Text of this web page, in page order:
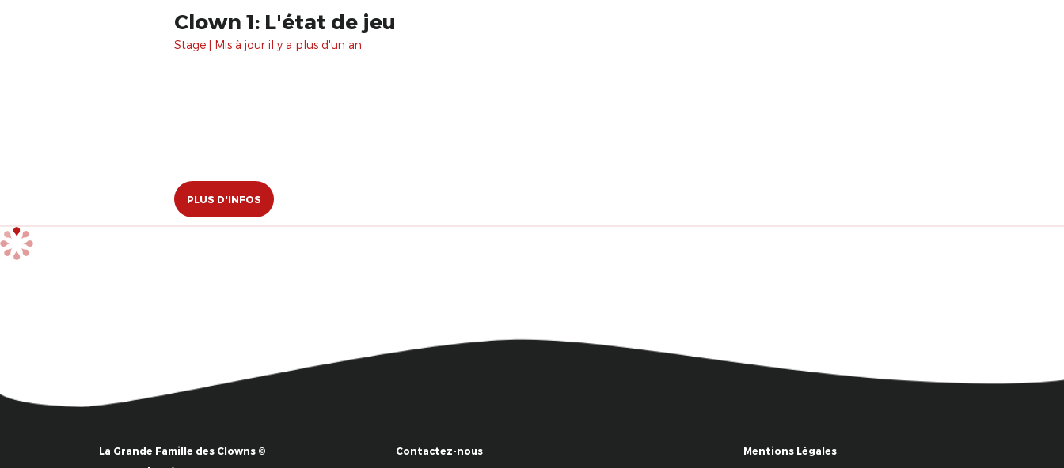
Clown 1: L'état de jeu
Stage | Mis à jour il y a plus d'un an.
PLUS D'INFOS
La Grande Famille des Clowns ©
Contactez-nous Mentions Légales